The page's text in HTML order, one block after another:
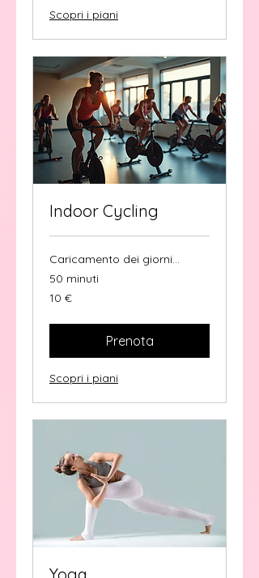
Scopri i piani
Indoor Cycling
Caricamento dei giorni...
50 minuti
10
euro
10 €
Prenota
Scopri i piani